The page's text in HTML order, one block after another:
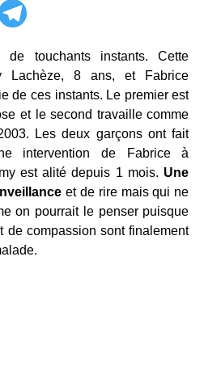
touchants instants. Cette
Lachèze, 8 ans, et Fabrice
de ces instants. Le premier est
et le second travaille comme
Les deux garçons ont fait
intervention de Fabrice à
est alité depuis 1 mois. Une
et de rire mais qui ne
on pourrait le penser puisque
de compassion sont finalement